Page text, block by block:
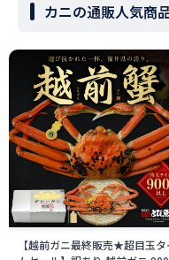
カニの通販人気商
【越前ガニ最終販売★超目玉タ